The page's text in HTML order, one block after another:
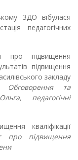
ЗДО вібулася
педагогічних
про підвищення
підвищення
закладу
Обговорення та
педагогічні
кваліфікації
про підвищення